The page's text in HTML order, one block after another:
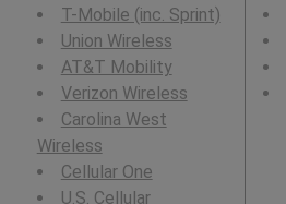
T-Mobile (inc. Sprint)
Union Wireless
AT&T Mobility
Verizon Wireless
Carolina West
Wireless
Cellular One
U.S. Cellular